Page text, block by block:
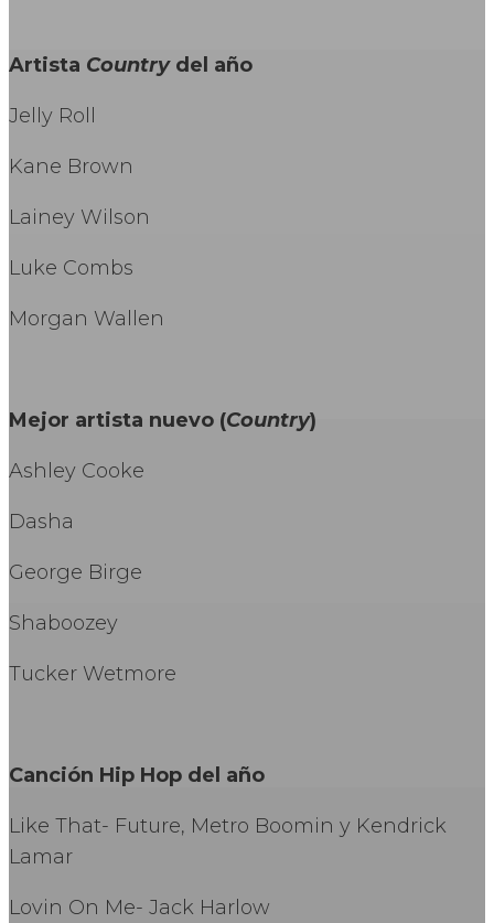
Artista Countrydel año
Jelly Roll
Kane Brown
Lainey Wilson
Luke Combs
Morgan Wallen
Mejor artista nuevo (Country)
Ashley Cooke
Dasha
George Birge
Shaboozey
Tucker Wetmore
Canción Hip Hop del año
Like That- Future, Metro Boomin y Kendrick
Lamar
Lovin On Me- Jack Harlow